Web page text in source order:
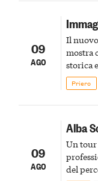
09
AGO
Il
mostra
storica
Priero
09
AGO
Alba
Un tour
del